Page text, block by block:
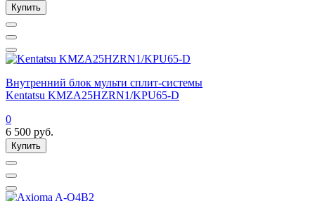
Купить
Внутренний блок мульти сплит-системы
Kentatsu KMZA25HZRN1/KPU65-D
0
6 500 руб.
Купить